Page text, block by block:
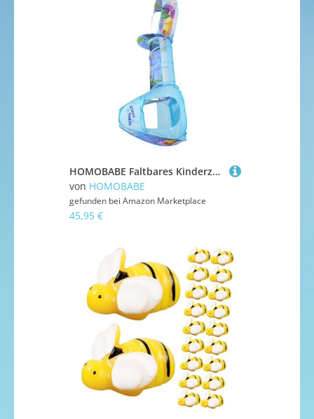
HOMOBABE Faltbares Kinderzelt mit Meeresthema Spielhaus und Kriechtunnel Spielzelt für Drinnen und Draußen Leicht zu Verstauen Kreativität Fördernd Geschenk für Jungen und Mädchen
von HOMOBABE
gefunden bei Amazon Marketplace
45,95 €